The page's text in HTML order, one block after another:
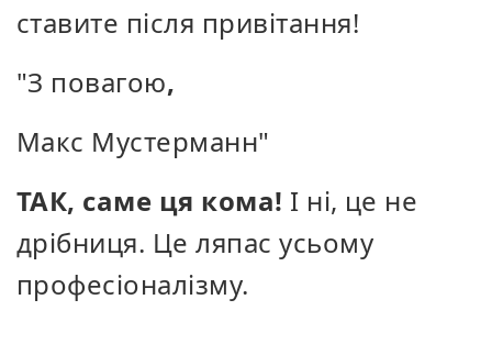
ставите після привітання!
"З повагою,
Макс Мустерманн"
ТАК, саме ця кома! І ні, це не
дрібниця. Це ляпас усьому
професіоналізму.